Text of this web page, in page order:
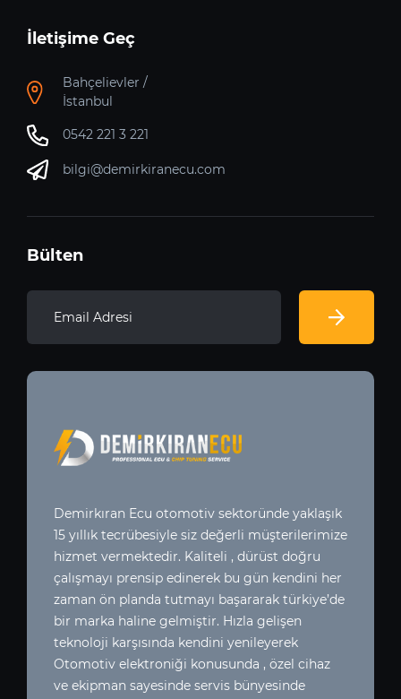
İletişime Geç
Bahçelievler /
İstanbul
0542 221 3 221
bilgi@demirkiranecu.com
Bülten
Demirkıran Ecu otomotiv sektoründe yaklaşık
15 yıllık tecrübesiyle siz değerli müşterilerimize
hizmet vermektedir. Kaliteli , dürüst doğru
çalışmayı prensip edinerek bu gün kendini her
zaman ön planda tutmayı başararak türkiye’de
bir marka haline gelmiştir. Hızla gelişen
teknoloji karşısında kendini yenileyerek
Otomotiv elektroniği konusunda , özel cihaz
ve ekipman sayesinde servis bünyesinde